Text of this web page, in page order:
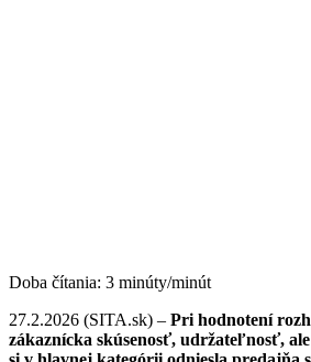
Doba čítania: 3 minúty/minút
27.2.2026 (SITA.sk) – Pri hodnotení
zákaznícka skúsenosť, udržateľnosť,